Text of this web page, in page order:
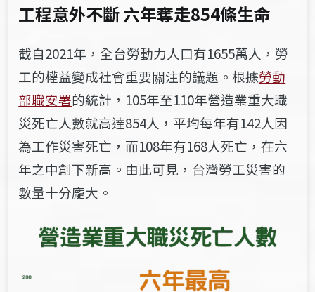
工程意外不斷 六年奪走854條生命
截自2021年，全台勞動力人口有1655萬人，勞
工的權益變成社會重要關注的議題。根據勞動
部職安署的統計，105年至110年營造業重大職
災死亡人數就高達854人，平均每年有142人因
為工作災害死亡，而108年有168人死亡，在六
年之中創下新高。由此可見，台灣勞工災害的
數量十分龐大。